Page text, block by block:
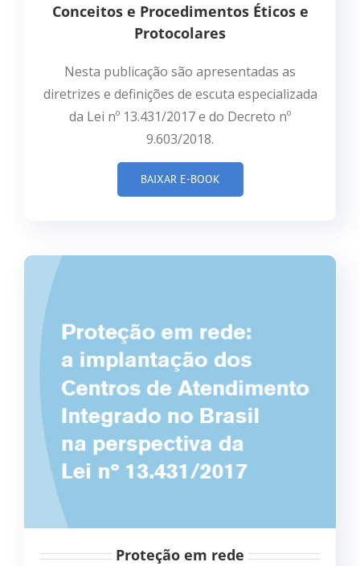
Conceitos e Procedimentos Éticos e
Protocolares
Nesta publicação são apresentadas as
diretrizes e definições de escuta especializada
da Lei nº 13.431/2017 e do Decreto nº
9.603/2018.
BAIXAR E-BOOK
Proteção em rede